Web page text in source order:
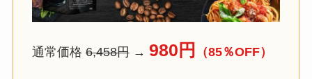
通常価格6,458円→ 980円 （85％OFF）